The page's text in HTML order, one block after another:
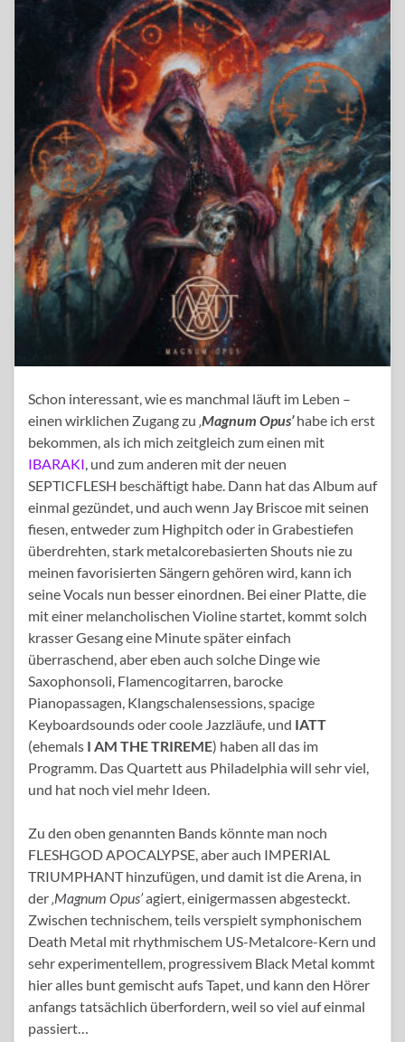
Schon interessant, wie es manchmal läuft im Leben –
einen wirklichen Zugang zu Magnum Opus’ habe ich erst
bekommen, als ich mich zeitgleich zum einen mit
IBARAKI , und zum anderen mit der neuen
SEPTICFLESH beschäftigt habe. Dann hat das Album auf
einmal gezündet, und auch wenn Jay Briscoe mit seinen
fiesen, entweder zum Highpitch oder in Grabestiefen
überdrehten, stark metalcorebasierten Shouts nie zu
meinen favorisierten Sängern gehören wird, kann ich
seine Vocals nun besser einordnen. Bei einer Platte, die
mit einer melancholischen Violine startet, kommt solch
krasser Gesang eine Minute später einfach
überraschend, aber eben auch solche Dinge wie
Saxophonsoli, Flamencogitarren, barocke
Pianopassagen, Klangschalensessions, spacige
Keyboardsounds oder coole Jazzläufe, und IATT
(ehemals I AM THE TRIREME) haben all das im
Programm. Das Quartett aus Philadelphia will sehr viel,
und hat noch viel mehr Ideen.
Zu den oben genannten Bands könnte man noch
FLESHGOD APOCALYPSE, aber auch IMPERIAL
TRIUMPHANT hinzufügen, und damit ist die Arena, in
der ‚Magnum Opus’agiert, einigermassen abgesteckt.
Zwischen technischem, teils verspielt symphonischem
Death Metal mit rhythmischem US-Metalcore-Kern und
sehr experimentellem, progressivem Black Metal kommt
hier alles bunt gemischt aufs Tapet, und kann den Hörer
anfangs tatsächlich überfordern, weil so viel auf einmal
passiert…